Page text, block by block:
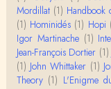
Damian
Merci de
es qu'on
Yves Le
Mordillat (1) Handbook
(1) Hominidés (1) Hopi
Igor Martinache (1)
Jean-François Dortier (1)
(1) John Whittaker (1)
Theory (1) L'Enigme